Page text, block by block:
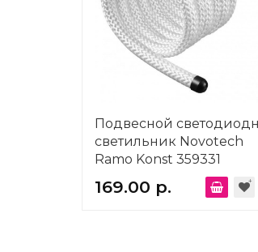
Подвесной
светильник Novotech
Ramo Konst 359331
169.00 р.